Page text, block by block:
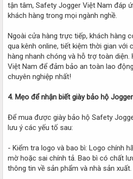
tận tâm, Safety Jogger Việt Nam đáp
khách hàng trong mọi ngành nghề.
Ngoài cửa hàng trực tiếp, khách hàng
qua kênh online, tiết kiệm thời gian với
hàng nhanh chóng và hỗ trợ toàn
Việt Nam để đảm bảo an toàn lao
chuyên nghiệp nhất!
4. Mẹo để nhận biết giày bảo hộ
Để mua được giày bảo hộ Safety
lưu ý các yếu tố sau:
- Kiểm tra logo và bao bì: Logo chính
mờ hoặc sai chính tả. Bao bì có chất
thông tin về sản phẩm và nhà sản xuất.